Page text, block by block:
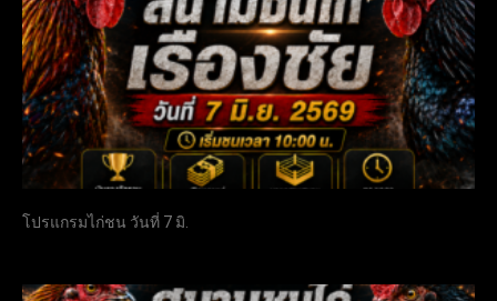
โปรแกรมไก่ชน วันที่ 7 มิ.